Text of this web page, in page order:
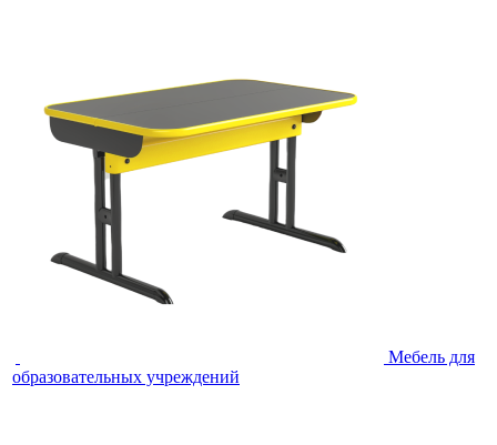
Мебель для
образовательных учреждений